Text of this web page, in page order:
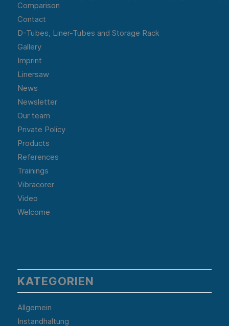
Comparison
Contact
D-Tubes, Liner-Tubes and Storage Rack
Gallery
Imprint
Linersaw
News
Newsletter
Our team
Private Policy
Products
References
Trainings
Vibracorer
Video
Welcome
KATEGORIEN
Allgemein
Instandhaltung